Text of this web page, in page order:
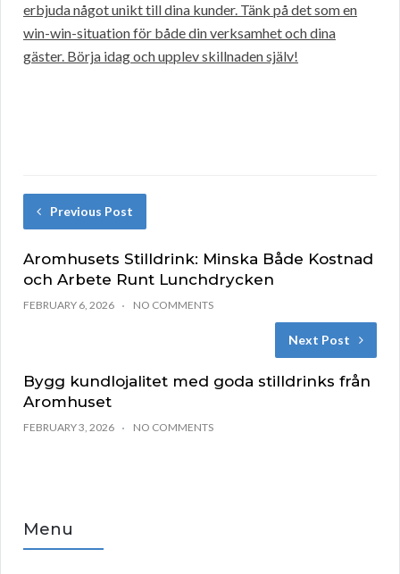
erbjuda något unikt till dina kunder. Tänk på det som en
win-win-situation för både din verksamhet och dina
gäster. Börja idag och upplev skillnaden själv!
Previous Post
Aromhusets Stilldrink: Minska Både Kostnad
och Arbete Runt Lunchdrycken
FEBRUARY 6, 2026 NO COMMENTS
Next Post
Bygg kundlojalitet med goda stilldrinks från
Aromhuset
FEBRUARY 3, 2026 NO COMMENTS
Menu